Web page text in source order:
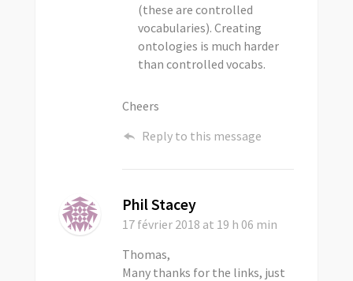
(these are controlled
vocabularies). Creating
ontologies is much harder
than controlled vocabs.
Cheers
Reply to this message
Phil Stacey
17 février 2018 at 19 h 06 min
Thomas,
Many thanks for the links, just